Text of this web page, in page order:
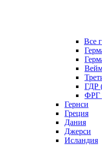
Все
ГДР
ФРГ
Гернси
Греция
Дания
Джерси
Исландия